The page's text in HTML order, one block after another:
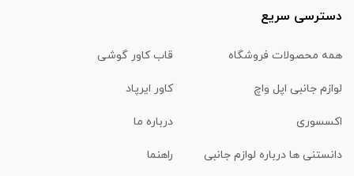
دسترسی سریع
همه محصولات فروشگاه قاب کاور گوشی
لوازم جانبی اپل واچ کاور ایرپاد
اکسسوری درباره ما
دانستنی ها درباره لوازم جانبی راهنما